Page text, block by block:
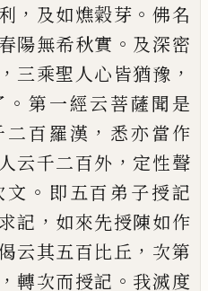
， 及如燋糓芽 。佛名
陽無希秋實 。 及深密
， 三乘聖人心皆猶豫 ，
。 第一經云菩薩聞是
二百羅漢 ， 悉亦當作
云千二百外 ， 定性聲
文 。 即五百弟子授記
記 ， 如來先授陳如作
云其五百比丘 ， 次第
，轉次而授記 。 我滅度